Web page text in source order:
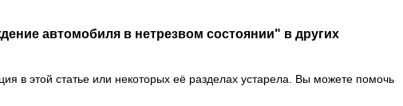
автомобиля в нетрезвом состоянии" в других
в этой статье или некоторых её разделах устарела. Вы можете помочь